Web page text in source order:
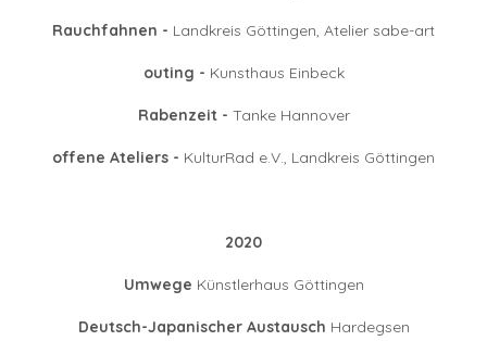
Rauchfahnen - Landkreis Göttingen, Atelier sabe-art
outing - Kunsthaus Einbeck
Rabenzeit - Tanke Hannover
offene Ateliers - KulturRad e.V., Landkreis Göttingen
2020
Umwege Künstlerhaus Göttingen
Deutsch-Japanischer Austausch Hardegsen